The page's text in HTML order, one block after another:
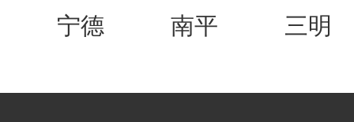
宁德 南平 三明